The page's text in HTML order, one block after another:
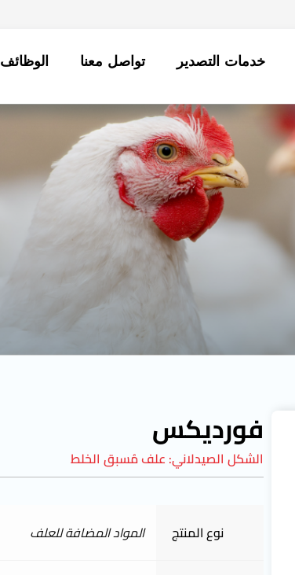
خدمات التصدير تواصل معنا الوظائف
فورديكس
الشكل الصيدلاني: علف مُسبق الخلط
نوع المنتج المواد المضافة للعلف